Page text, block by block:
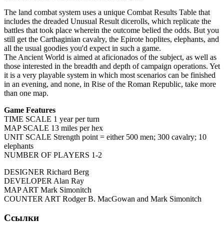
The land combat system uses a unique Combat Results Table that
includes the dreaded Unusual Result dicerolls, which replicate the
battles that took place wherein the outcome belied the odds. But you
still get the Carthaginian cavalry, the Epirote hoplites, elephants, and
all the usual goodies you'd expect in such a game.
The Ancient World is aimed at aficionados of the subject, as well as
those interested in the breadth and depth of campaign operations. Yet
it is a very playable system in which most scenarios can be finished
in an evening, and none, in Rise of the Roman Republic, take more
than one map.
Game Features
TIME SCALE 1 year per turn
MAP SCALE 13 miles per hex
UNIT SCALE Strength point = either 500 men; 300 cavalry; 10
elephants
NUMBER OF PLAYERS 1-2
DESIGNER Richard Berg
DEVELOPER Alan Ray
MAP ART Mark Simonitch
COUNTER ART Rodger B. MacGowan and Mark Simonitch
Ссылки